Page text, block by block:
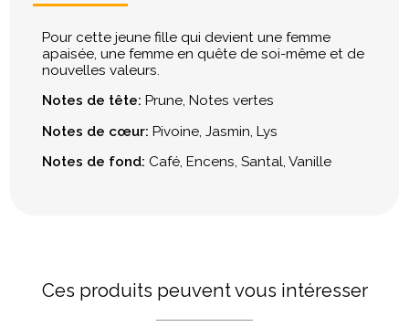
Pour cette jeune fille qui devient une femme
apaisée, une femme en quête de soi-même et de
nouvelles valeurs.
Notes de tête: Prune, Notes vertes
Notes de cœur:Pivoine, Jasmin, Lys
Notes de fond:Café, Encens, Santal, Vanille
Ces produits peuvent vous intéresser